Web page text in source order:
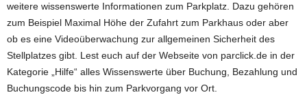
weitere wissenswerte Informationen zum Parkplatz. Dazu gehören
zum Beispiel Maximal Höhe der Zufahrt zum Parkhaus oder aber
ob es eine Videoüberwachung zur allgemeinen Sicherheit des
Stellplatzes gibt. Lest euch auf der Webseite von parclick.de in der
Kategorie „Hilfe“ alles Wissenswerte über Buchung, Bezahlung und
Buchungscode bis hin zum Parkvorgang vor Ort.